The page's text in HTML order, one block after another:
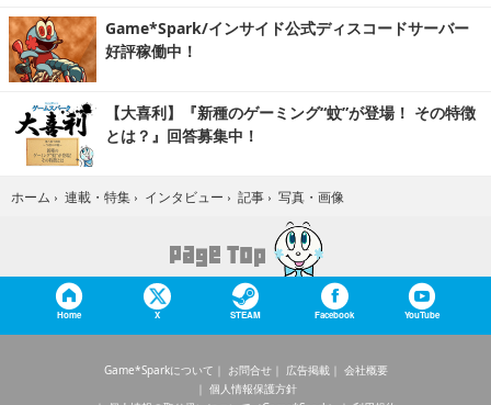
Game*Spark/インサイド公式ディスコードサーバー
好評稼働中！
【大喜利】『新種のゲーミング“蚊”が登場！ その特徴
とは？』回答募集中！
ホーム › 連載・特集 › インタビュー › 記事 › 写真・画像
Home X STEAM Facebook YouTube
Game*Sparkについて お問合せ 広告掲載
会社概要
個人情報保護方針